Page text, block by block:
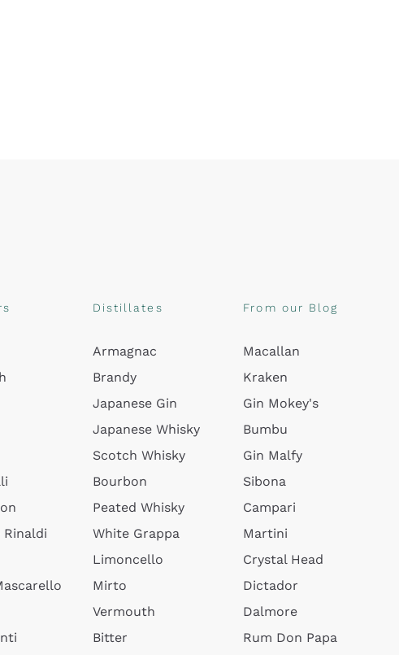
Rinaldi
Distillates
Armagnac
Brandy
Japanese Gin
Japanese Whisky
Scotch Whisky
Bourbon
Peated Whisky
White Grappa
Limoncello
Mirto
Vermouth
Bitter
From our Blog
Macallan
Kraken
Gin Mokey's
Bumbu
Gin Malfy
Sibona
Campari
Martini
Crystal Head
Dictador
Dalmore
Rum Don Papa